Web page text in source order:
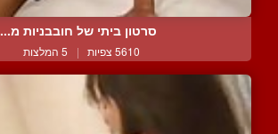
סרטון ביתי של חובבניות מ...
5610 צפיות | 5 המלצות